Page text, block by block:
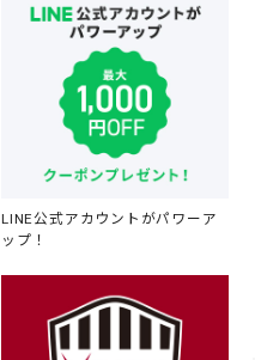
LINE公式アカウントがパワーア
ップ！